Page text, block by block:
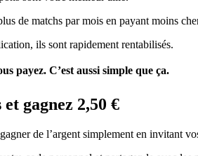
de matchs par mois en payant moins
ils sont rapidement rentabilisés.
payez. C’est aussi simple que ça.
gagnez 2,50 €
de l’argent simplement en invitant